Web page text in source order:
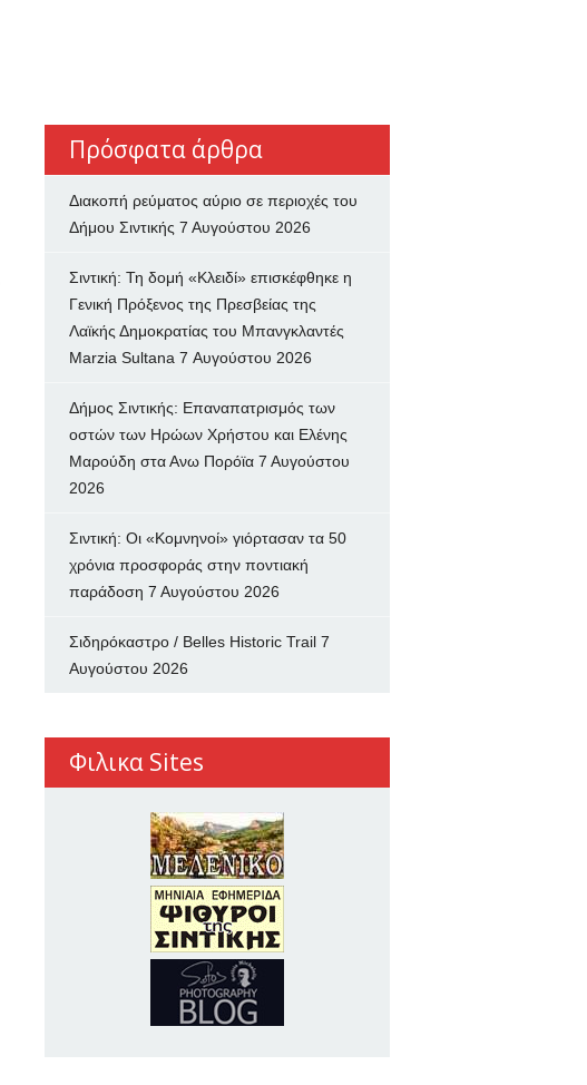
Πρόσφατα άρθρα
Διακοπή ρεύματος αύριο σε περιοχές του
Δήμου Σιντικής 7 Αυγούστου 2026
Σιντική: Τη δομή «Κλειδί» επισκέφθηκε η
Γενική Πρόξενος της Πρεσβείας της
Λαϊκής Δημοκρατίας του Μπανγκλαντές
Marzia Sultana 7 Αυγούστου 2026
Δήμος Σιντικής: Επαναπατρισμός των
oστών των Ηρώων Χρήστου και Ελένης
Μαρούδη στα Ανω Πορόϊα 7 Αυγούστου
2026
Σιντική: Οι «Κομνηνοί» γιόρτασαν τα 50
χρόνια προσφοράς στην ποντιακή
παράδοση 7 Αυγούστου 2026
Σιδηρόκαστρο / Belles Historic Trail 7
Αυγούστου 2026
Φιλικα Sites